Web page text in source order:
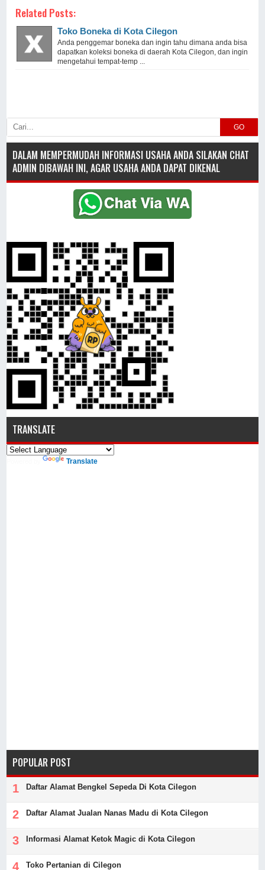
Related Posts:
Toko Boneka di Kota Cilegon
Anda penggemar boneka dan ingin tahu dimana anda bisa
dapatkan koleksi boneka di daerah Kota Cilegon, dan ingin
mengetahui tempat-temp ...
GO
DALAM MEMPERMUDAH INFORMASI USAHA ANDA SILAKAN CHAT
ADMIN DIBAWAH INI, AGAR USAHA ANDA DAPAT DIKENAL
TRANSLATE
Powered by Translate
POPULAR POST
Daftar Alamat Bengkel Sepeda Di Kota Cilegon
Daftar Alamat Jualan Nanas Madu di Kota Cilegon
Informasi Alamat Ketok Magic di Kota Cilegon
Toko Pertanian di Cilegon